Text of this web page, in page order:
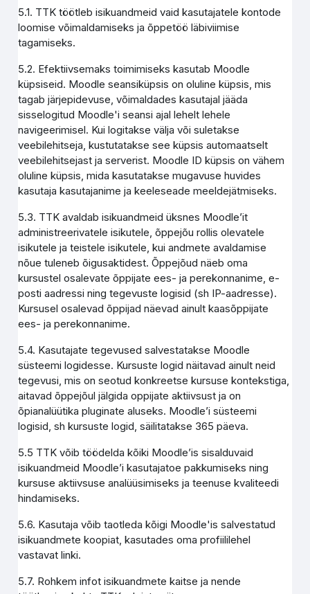
5.1. TTK töötleb isikuandmeid vaid kasutajatele kontode
loomise võimaldamiseks ja õppetöö läbiviimise
tagamiseks.
5.2. Efektiivsemaks toimimiseks kasutab Moodle
küpsiseid. Moodle seansiküpsis on oluline küpsis, mis
tagab järjepidevuse, võimaldades kasutajal jääda
sisselogitud Moodle'i seansi ajal lehelt lehele
navigeerimisel. Kui logitakse välja või suletakse
veebilehitseja, kustutatakse see küpsis automaatselt
veebilehitsejast ja serverist. Moodle ID küpsis on vähem
oluline küpsis, mida kasutatakse mugavuse huvides
kasutaja kasutajanime ja keeleseade meeldejätmiseks.
5.3. TTK avaldab isikuandmeid üksnes Moodle’it
administreerivatele isikutele, õppejõu rollis olevatele
isikutele ja teistele isikutele, kui andmete avaldamise
nõue tuleneb õigusaktidest. Õppejõud näeb oma
kursustel osalevate õppijate ees- ja perekonnanime, e-
posti aadressi ning tegevuste logisid (sh IP-aadresse).
Kursusel osalevad õppijad näevad ainult kaasõppijate
ees- ja perekonnanime.
5.4. Kasutajate tegevused salvestatakse Moodle
süsteemi logidesse. Kursuste logid näitavad ainult neid
tegevusi, mis on seotud konkreetse kursuse kontekstiga,
aitavad õppejõul jälgida oppijate aktiivsust ja on
õpianalüütika pluginate aluseks. Moodle’i süsteemi
logisid, sh kursuste logid, säilitatakse 365 päeva.
5.5 TTK võib töödelda kõiki Moodle’is sisalduvaid
isikuandmeid Moodle’i kasutajatoe pakkumiseks ning
kursuse aktiivsuse analüüsimiseks ja teenuse kvaliteedi
hindamiseks.
5.6. Kasutaja võib taotleda kõigi Moodle'is salvestatud
isikuandmete koopiat, kasutades oma profiililehel
vastavat linki.
5.7. Rohkem infot isikuandmete kaitse ja nende